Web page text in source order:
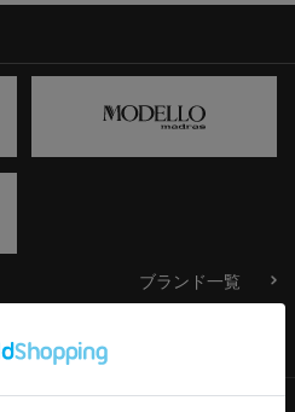
ブランド一覧